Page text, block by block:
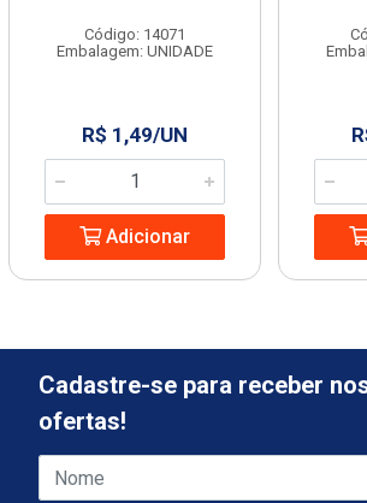
Código: 14071
Embalagem: UNIDADE
R$ 1,49/UN
Adicionar
Cadastre-se para receber
ofertas!